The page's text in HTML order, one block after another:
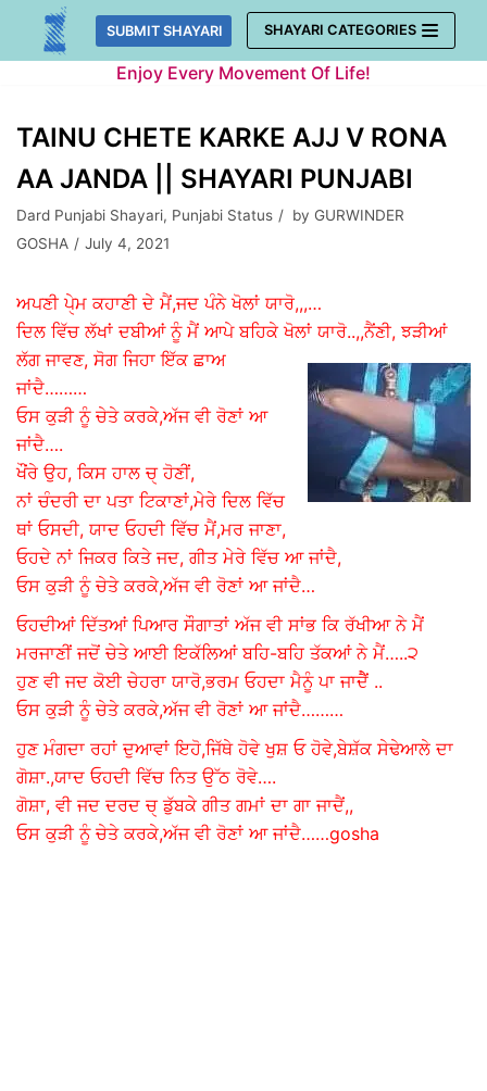
Skip
SUBMIT SHAYARI SHAYARI CATEGORIES
Enjoy Every Movement Of Life!
TAINU CHETE KARKE AJJ V RONA
AA JANDA || SHAYARI PUNJABI
Dard Punjabi Shayari, Punjabi Status by GURWINDER
GOSHA
July 4, 2021
ਅਪਣੀ ਪੑੇਮ ਕਹਾਣੀ ਦੇ ਮੈਂ,ਜਦ ਪੰਨੇ ਖੋਲਾਂ ਯਾਰੋ,,,…
ਦਿਲ ਵਿੱਚ ਲੱਖਾਂ ਦਬੀਆਂ ਨੂੰ ਮੈਂ ਆਪੇ ਬਹਿਕੇ ਖੋਲਾਂ ਯਾਰੋ..,,ਨੈਂਣੀ, ਝੜੀਆਂ
ਲੱਗ ਜਾਵਣ, ਸੋਗ ਜਿਹਾ ਇੱਕ ਛਾਅ
ਜਾਂਦੈ………
ਓਸ ਕੁੜੀ ਨੂੰ ਚੇਤੇ ਕਰਕੇ,ਅੱਜ ਵੀ ਰੋਣਾਂ ਆ
ਜਾਂਦੈ….
ਖੌਂਰੇ ਉਹ, ਕਿਸ ਹਾਲ ਚੑ ਹੋਣੀਂ,
ਨਾਂ ਚੰਦਰੀ ਦਾ ਪਤਾ ਟਿਕਾਣਾਂ,ਮੇਰੇ ਦਿਲ ਵਿੱਚ
ਥਾਂ ਓਸਦੀ, ਯਾਦ ਓਹਦੀ ਵਿੱਚ ਮੈਂ,ਮਰ ਜਾਣਾ,
ਓਹਦੇ ਨਾਂ ਜਿਕਰ ਕਿਤੇ ਜਦ, ਗੀਤ ਮੇਰੇ ਵਿੱਚ ਆ ਜਾਂਦੈ,
ਓਸ ਕੁੜੀ ਨੂੰ ਚੇਤੇ ਕਰਕੇ,ਅੱਜ ਵੀ ਰੋਣਾਂ ਆ ਜਾਂਦੈ…
ਓਹਦੀਆਂ ਦਿੱਤਆਂ ਪਿਆਰ ਸੌਗਾਤਾਂ ਅੱਜ ਵੀ ਸਾਂਭ ਕਿ ਰੱਖੀਆ ਨੇ ਮੈਂ
ਮਰਜਾਣੀਂ ਜਦੋਂ ਚੇਤੇ ਆਈ ਇਕੱਲਿਆਂ ਬਹਿ-ਬਹਿ ਤੱਕਆਂ ਨੇ ਮੈਂ…..੨
ਹੁਣ ਵੀ ਜਦ ਕੋਈ ਚੇਹਰਾ ਯਾਰੋ,ਭਰਮ ਓਹਦਾ ਮੈਨੂੰ ਪਾ ਜਾਦੈੈਂ ..
ਓਸ ਕੁੜੀ ਨੂੰ ਚੇਤੇ ਕਰਕੇ,ਅੱਜ ਵੀ ਰੋਣਾਂ ਆ ਜਾਂਦੈ………
ਹੁਣ ਮੰਗਦਾ ਰਹਾਂ ਦੁਆਵਾਂ ਇਹੋ,ਜਿੱਥੇ ਹੋਵੇ ਖੁਸ਼ ਓ ਹੋਵੇ,ਬੇਸ਼ੱਕ ਸੇਢੇਆਲੇ ਦਾ
ਗੋਸ਼ਾ.,ਯਾਦ ਓਹਦੀ ਵਿੱਚ ਨਿਤ ਉੱਠ ਰੋਵੇ….
ਗੋਸ਼ਾ, ਵੀ ਜਦ ਦਰਦ ਚੑ ਡੁੱਬਕੇ ਗੀਤ ਗਮਾਂ ਦਾ ਗਾ ਜਾਦੈਂ,,
ਓਸ ਕੁੜੀ ਨੂੰ ਚੇਤੇ ਕਰਕੇ,ਅੱਜ ਵੀ ਰੋਣਾਂ ਆ ਜਾਂਦੈ……gosha